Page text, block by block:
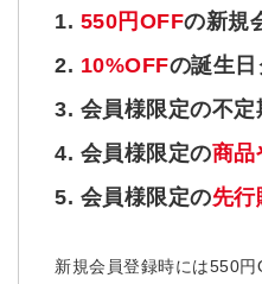
1. 550円OFFの新規
2. 10%OFFの誕生
3. 会員様限定の不定
4. 会員様限定の商品
5. 会員様限定の先行
新規会員登録時には550